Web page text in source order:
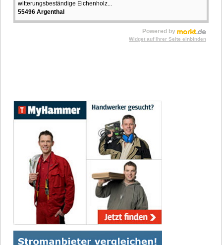
witterungsbeständige Eichenholz...
55496 Argenthal
Powered by
Widget auf Ihrer Seite einbinden